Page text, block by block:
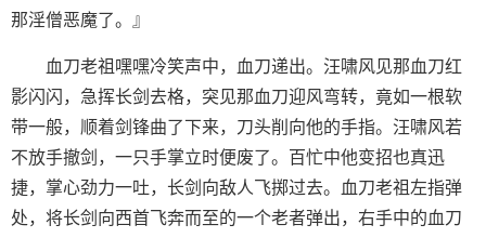
那淫僧恶魔了。』
血刀老祖嘿嘿冷笑声中，血刀递出。汪啸风见那血刀红
影闪闪，急挥长剑去格，突见那血刀迎风弯转，竟如一根软
带一般，顺着剑锋曲了下来，刀头削向他的手指。汪啸风若
不放手撤剑，一只手掌立时便废了。百忙中他变招也真迅
捷，掌心劲力一吐，长剑向敌人飞掷过去。血刀老祖左指弹
处，将长剑向西首飞奔而至的一个老者弹出，右手中的血刀